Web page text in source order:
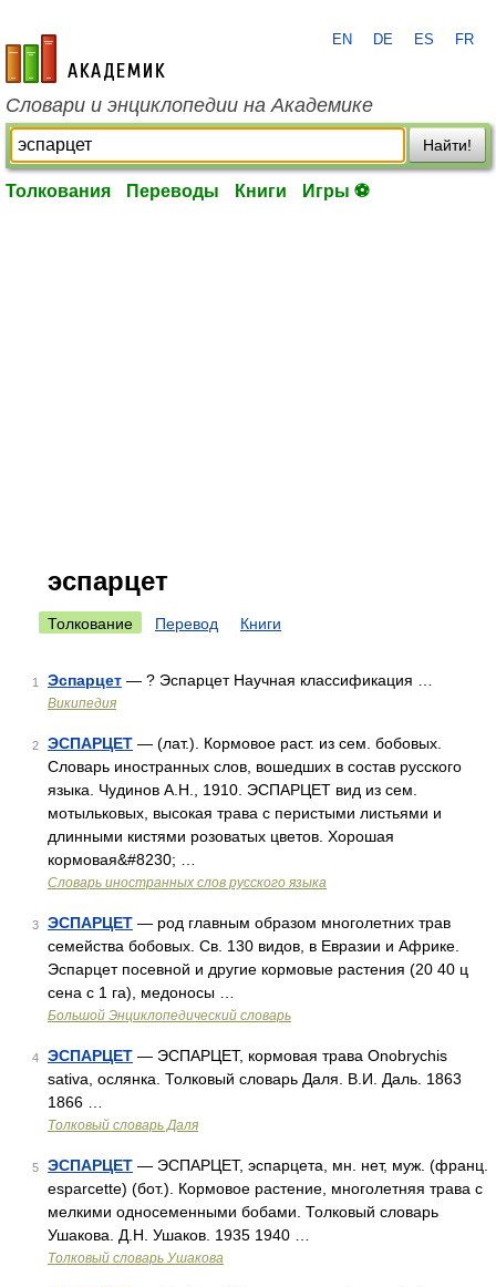
academic.ru
EN DE ES FR
Словари и энциклопедии на Академике
Найти!
Толкования Переводы Книги Игры ⚽
эспарцет
Толкование Перевод Книги
1 Эспарцет — ? Эспарцет Научная классификация …
Википедия
2 ЭСПАРЦЕТ — (лат.). Кормовое раст. из сем. бобовых.
Словарь иностранных слов, вошедших в состав русского
языка. Чудинов А.Н., 1910. ЭСПАРЦЕТ вид из сем.
мотыльковых, высокая трава с перистыми листьями и
длинными кистями розоватых цветов. Хорошая
кормовая&#8230; …
Словарь иностранных слов русского языка
3 ЭСПАРЦЕТ — род главным образом многолетних трав
семейства бобовых. Св. 130 видов, в Евразии и Африке.
Эспарцет посевной и другие кормовые растения (20 40 ц
сена с 1 га), медоносы …
Большой Энциклопедический словарь
4 ЭСПАРЦЕТ — ЭСПАРЦЕТ, кормовая трава Onobrychis
sativa, ослянка. Толковый словарь Даля. В.И. Даль. 1863
1866 …
Толковый словарь Даля
5 ЭСПАРЦЕТ — ЭСПАРЦЕТ, эспарцета, мн. нет, муж. (франц.
esparcette) (бот.). Кормовое растение, многолетняя трава с
мелкими односеменными бобами. Толковый словарь
Ушакова. Д.Н. Ушаков. 1935 1940 …
Толковый словарь Ушакова